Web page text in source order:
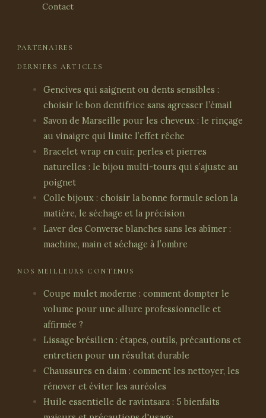
Contact
PARTENAIRES
DERNIERS ARTICLES
Gencives qui saignent ou dents sensibles :
choisir le bon dentifrice sans agresser l’émail
Savon de Marseille pour les cheveux : le rinçage
au vinaigre qui limite l’effet rêche
Bracelet wrap en cuir, perles et pierres
naturelles : le bijou multi-tours qui s’ajuste au
poignet
Colle bijoux : choisir la bonne formule selon la
matière, le séchage et la précision
Laver des Converse blanches sans les abîmer :
machine, main et séchage à l’ombre
NOS MEILLEURS CONTENUS
Coupe mulet moderne : comment dompter le
volume pour une allure professionnelle et
affirmée ?
Lissage brésilien : étapes, outils, précautions et
entretien pour un résultat durable
Chaussures en daim : comment les nettoyer, les
rénover et éviter les auréoles
Huile essentielle de ravintsara : 5 bienfaits